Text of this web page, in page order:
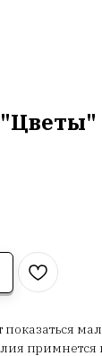
"Цветы"
примнется